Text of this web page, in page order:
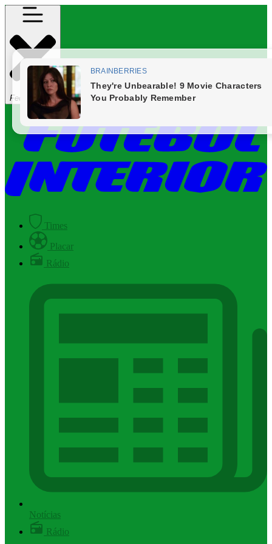
Fechar Menu
Times
Placar
Rádio
Notícias
Rádio